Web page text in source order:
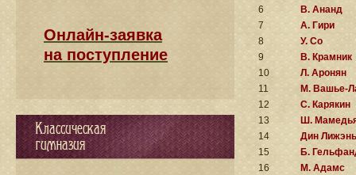
6
В. Ананд
7
А. Гири
8
У. Со
9
В. Крамник
10
Л. Аронян
11
М. Вашье-
12
С. Карякин
13
Ш.
14
Дин Лижэнь
15
Б.
16
М. Адамс
Онлайн-заявка
на поступление
Классическая
гимназия